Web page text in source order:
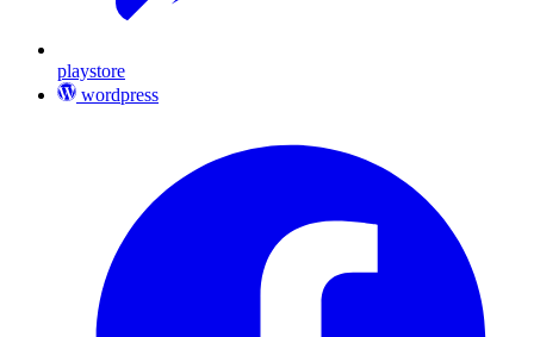
playstore
wordpress